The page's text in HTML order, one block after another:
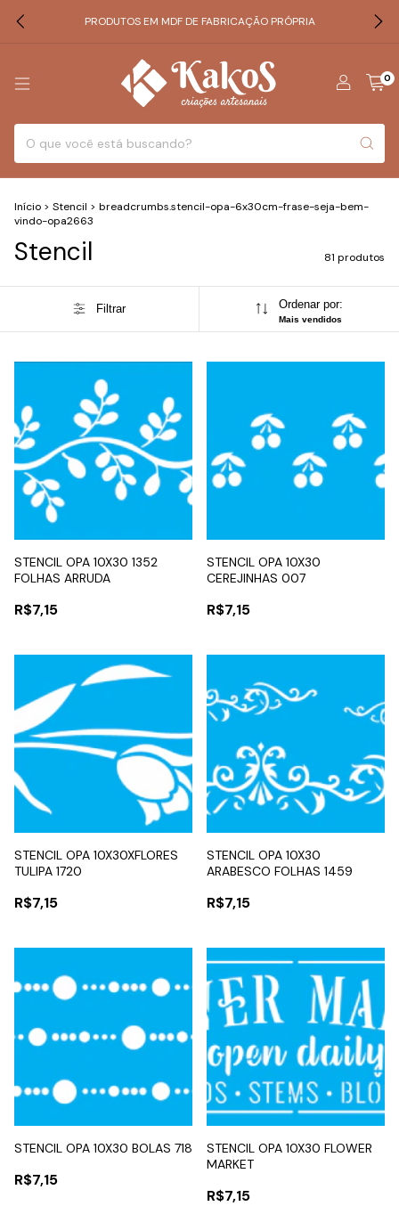
PRODUTOS EM MDF DE FABRICAÇÃO PRÓPRIA
0
Início > Stencil > breadcrumbs.stencil-opa-6x30cm-frase-seja-bem-
vindo-opa2663
Stencil 81 produtos
Filtrar Ordenar por:
Mais vendidos
STENCIL OPA 10X30 1352
FOLHAS ARRUDA
R$7,15
STENCIL OPA 10X30
CEREJINHAS 007
R$7,15
STENCIL OPA 10X30XFLORES
TULIPA 1720
R$7,15
STENCIL OPA 10X30
ARABESCO FOLHAS 1459
R$7,15
STENCIL OPA 10X30 BOLAS 718
R$7,15
STENCIL OPA 10X30 FLOWER
MARKET
R$7,15